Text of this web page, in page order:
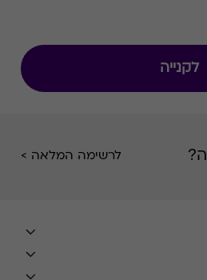
באחת מהאטרקציות
המובילות מתוך הרשימה המפורטת. לתשומת לבך כי
כל התנאים ו/או המצגים ו/או
לקנייה
לרשימה המלאה >